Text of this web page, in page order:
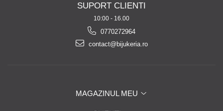
SUPORT CLIENTI
10:00 - 16.00
0770272964
contact@bijukeria.ro
MAGAZINUL MEU